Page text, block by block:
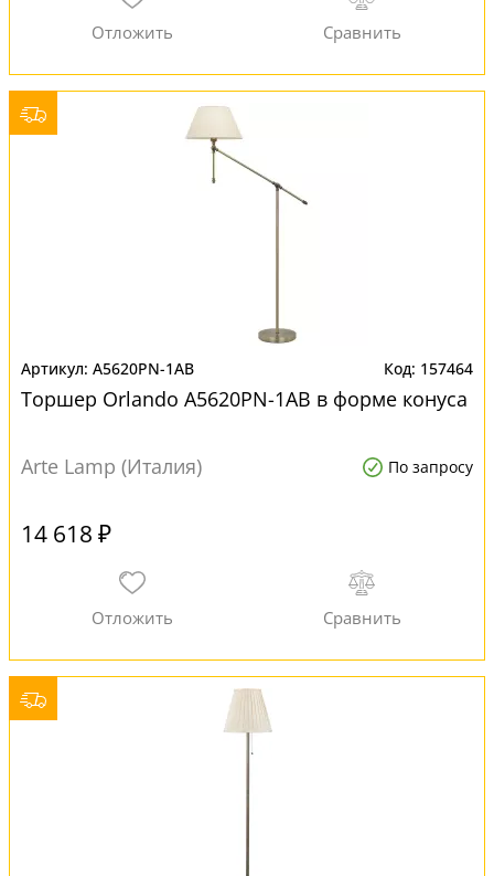
A5620PN-1AB 157464
Торшер Orlando A5620PN-1AB в форме конуса
Arte Lamp (Италия) По запросу
14 618 ₽